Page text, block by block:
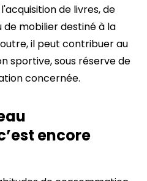
de livres, de
mobilier destiné à la
il peut contribuer au
sportive, sous réserve de
concernée.
encore